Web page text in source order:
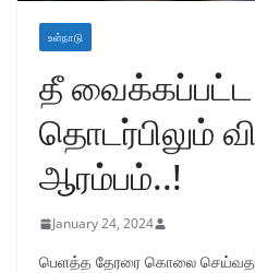
உள்நாடு
தீ வைக்கப்பட்ட
தொடர்பிலும்
ஆரம்பம்..!
January 24, 2024
பெளத்த தேரரை கொலை